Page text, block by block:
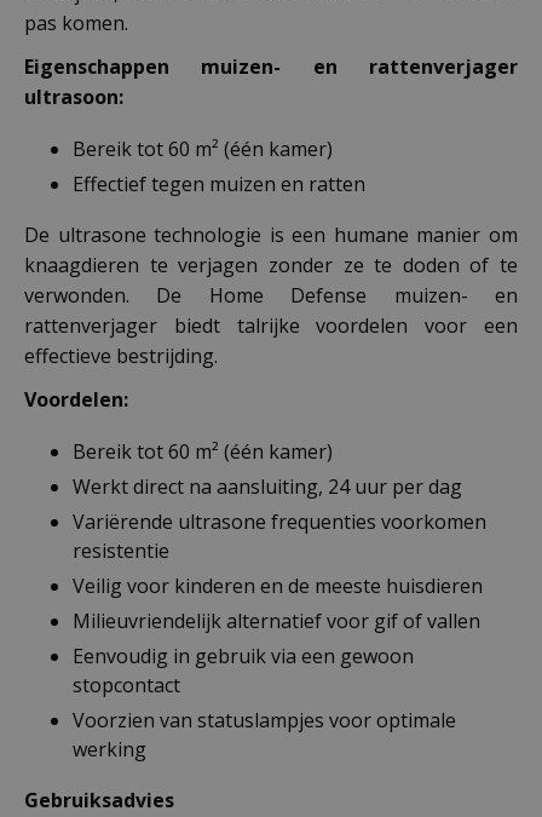
pas komen.
Eigenschappen muizen- en rattenverjager
ultrasoon:
Bereik tot 60 m² (één kamer)
Effectief tegen muizen en ratten
De ultrasone technologie is een humane manier om
knaagdieren te verjagen zonder ze te doden of te
verwonden. De Home Defense muizen- en
rattenverjager biedt talrijke voordelen voor een
effectieve bestrijding.
Voordelen:
Bereik tot 60 m² (één kamer)
Werkt direct na aansluiting, 24 uur per dag
Variërende ultrasone frequenties voorkomen
resistentie
Veilig voor kinderen en de meeste huisdieren
Milieuvriendelijk alternatief voor gif of vallen
Eenvoudig in gebruik via een gewoon
stopcontact
Voorzien van statuslampjes voor optimale
werking
Gebruiksadvies